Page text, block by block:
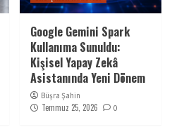
Google Gemini Spark
Kullanıma Sunuldu:
Kişisel Yapay Zekâ
Asistanında Yeni Dönem
Büşra Şahin
Temmuz 25, 2026 0